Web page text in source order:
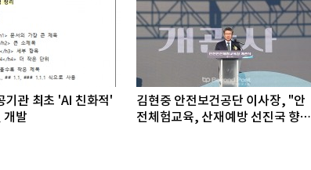
기관 최초 'AI 친화적'
개발
김현중 안전보건공단 이사장, "안
전체험교육, 산재예방 선진국 향한